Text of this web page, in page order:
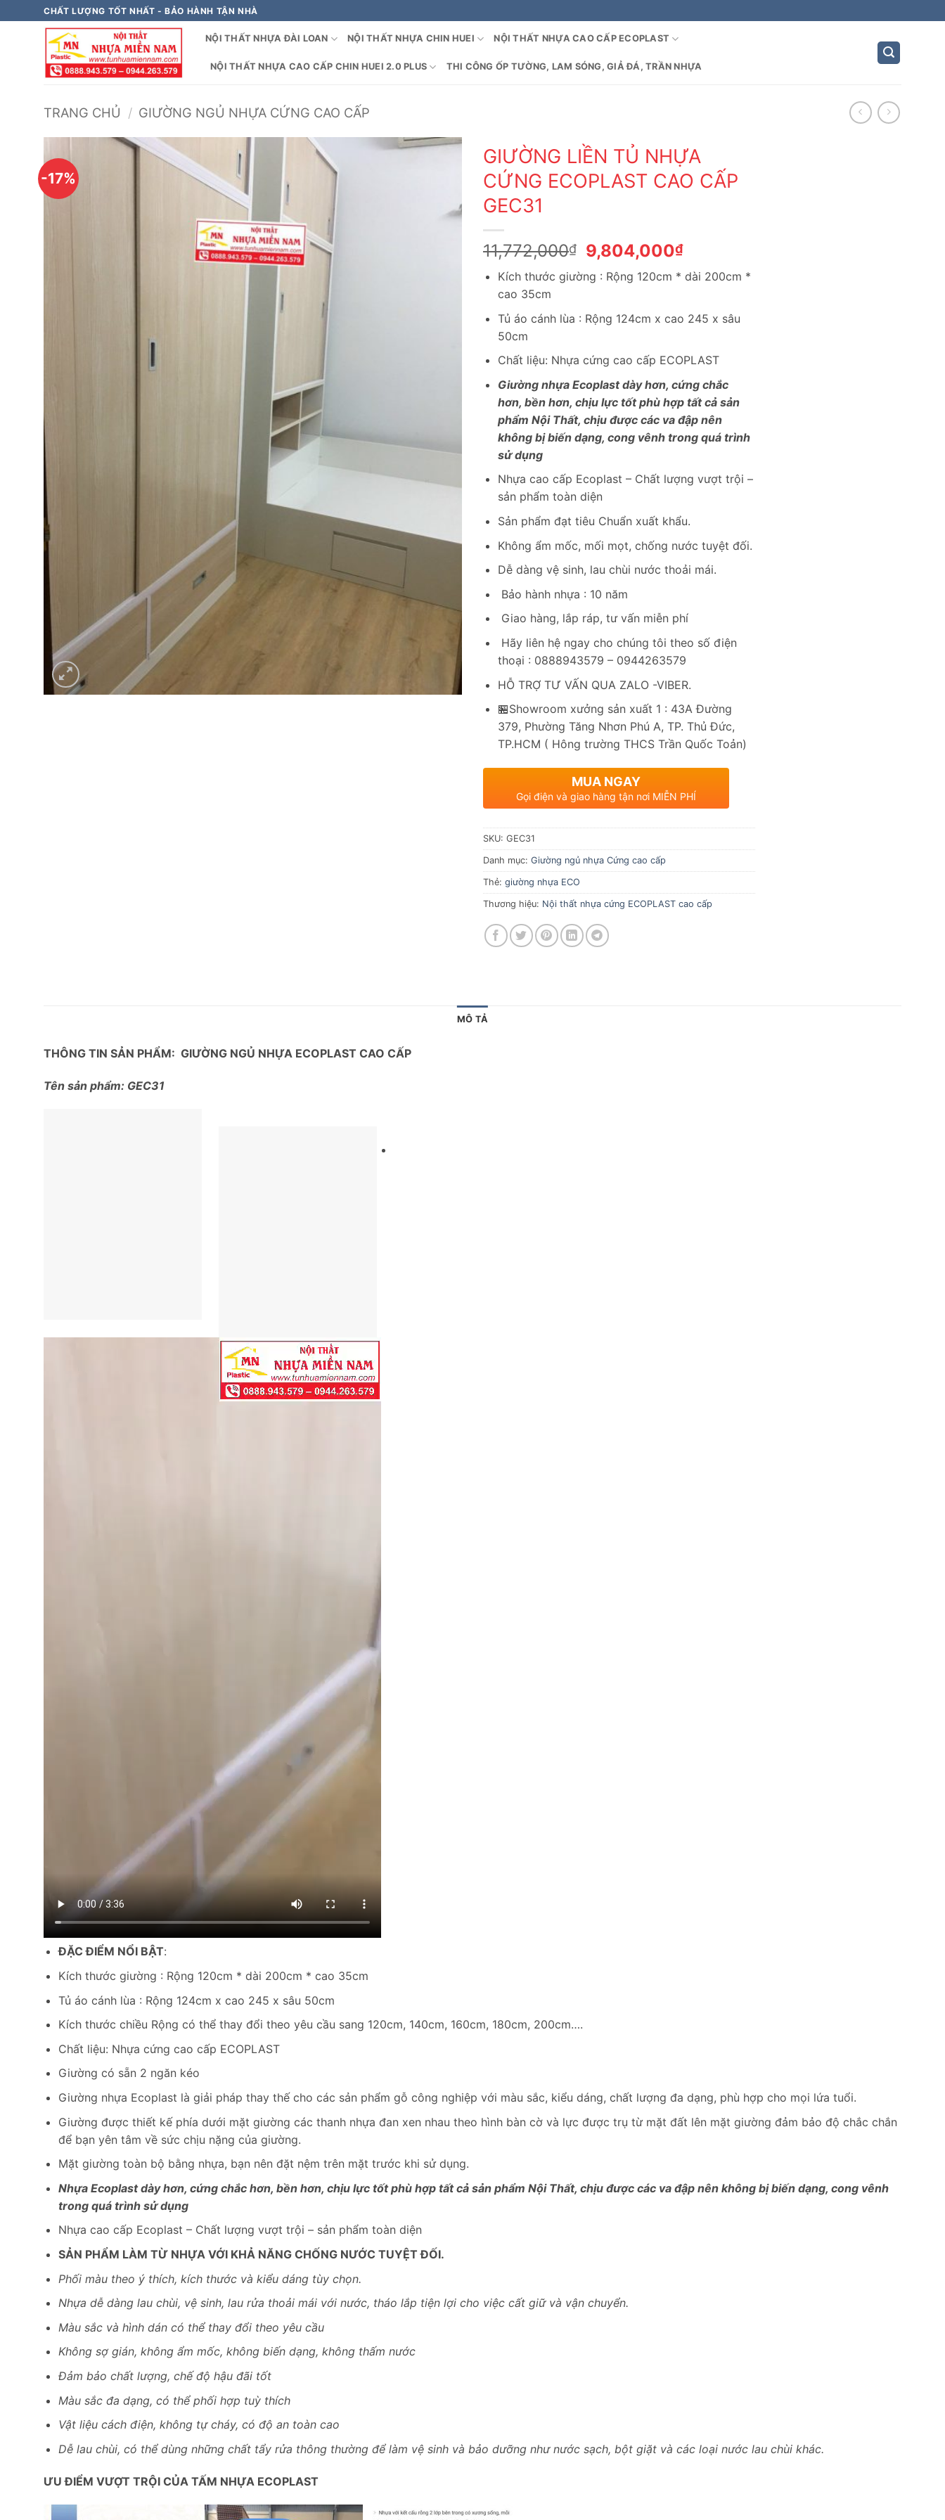
qua
CHẤT LƯỢNG TỐT NHẤT - BẢO HÀNH TẬN NHÀ
NỘI THẤT NHỰA ĐÀI LOAN NỘI THẤT NHỰA CHIN HUEI NỘI THẤT NHỰA CAO CẤP ECOPLAST
NỘI THẤT NHỰA CAO CẤP CHIN HUEI 2.0 PLUS THI CÔNG ỐP TƯỜNG, LAM SÓNG, GIẢ ĐÁ, TRẦN NHỰA
TRANG CHỦ / GIƯỜNG NGỦ NHỰA CỨNG CAO CẤP
-17%
GIƯỜNG LIỀN TỦ NHỰA
CỨNG ECOPLAST CAO CẤP
GEC31
11,772,000₫
Giá
gốc
là:
9,804,000₫Giá
hiện
tại
9,804,000₫.
Kích thước giường : Rộng 120cm * dài 200cm *
cao 35cm
Tủ áo cánh lùa : Rộng 124cm x cao 245 x sâu
50cm
Chất liệu: Nhựa cứng cao cấp ECOPLAST
Giường nhựa Ecoplast dày hơn, cứng chắc
hơn, bền hơn, chịu lực tốt phù hợp tất cả sản
phẩm Nội Thất, chịu được các va đập nên
không bị biến dạng, cong vênh trong quá trình
sử dụng
Nhựa cao cấp Ecoplast – Chất lượng vượt trội –
sản phẩm toàn diện
Sản phẩm đạt tiêu Chuẩn xuất khẩu.
Không ẩm mốc, mối mọt, chống nước tuyệt đối.
Dễ dàng vệ sinh, lau chùi nước thoải mái.
Bảo hành nhựa : 10 năm
Giao hàng, lắp ráp, tư vấn miễn phí
Hãy liên hệ ngay cho chúng tôi theo số điện
thoại : 0888943579 – 0944263579
HỖ TRỢ TƯ VẤN QUA ZALO -VIBER.
🏪Showroom xưởng sản xuất 1 : 43A Đường
379, Phường Tăng Nhơn Phú A, TP. Thủ Đức,
TP.HCM ( Hông trường THCS Trần Quốc Toản)
MUA NGAY
Gọi điện và giao hàng tận nơi MIỄN PHÍ
SKU: GEC31
Danh mục: Giường ngủ nhựa Cứng cao cấp
Thẻ: giường nhựa ECO
Thương hiệu: Nội thất nhựa cứng ECOPLAST cao cấp
MÔ TẢ
THÔNG TIN SẢN PHẨM: GIƯỜNG NGỦ NHỰA ECOPLAST CAO CẤP
Tên sản phẩm: GEC31
ĐẶC ĐIỂM NỔI BẬT:
Kích thước giường : Rộng 120cm * dài 200cm * cao 35cm
Tủ áo cánh lùa : Rộng 124cm x cao 245 x sâu 50cm
Kích thước chiều Rộng có thể thay đổi theo yêu cầu sang 120cm, 140cm, 160cm, 180cm, 200cm….
Chất liệu: Nhựa cứng cao cấp ECOPLAST
Giường có sẵn 2 ngăn kéo
Giường nhựa Ecoplast là giải pháp thay thế cho các sản phẩm gỗ công nghiệp với màu sắc, kiểu dáng, chất lượng đa dạng, phù hợp cho mọi lứa tuổi.
Giường được thiết kế phía dưới mặt giường các thanh nhựa đan xen nhau theo hình bàn cờ và lực được trụ từ mặt đất lên mặt giường đảm bảo độ chắc chắn
để bạn yên tâm về sức chịu nặng của giường.
Mặt giường toàn bộ bằng nhựa, bạn nên đặt nệm trên mặt trước khi sử dụng.
Nhựa Ecoplast dày hơn, cứng chắc hơn, bền hơn, chịu lực tốt phù hợp tất cả sản phẩm Nội Thất, chịu được các va đập nên không bị biến dạng, cong vênh
trong quá trình sử dụng
Nhựa cao cấp Ecoplast – Chất lượng vượt trội – sản phẩm toàn diện
SẢN PHẨM LÀM TỪ NHỰA VỚI KHẢ NĂNG CHỐNG NƯỚC TUYỆT ĐỐI.
Phối màu theo ý thích, kích thước và kiểu dáng tùy chọn.
Nhựa dễ dàng lau chùi, vệ sinh, lau rửa thoải mái với nước, tháo lắp tiện lợi cho việc cất giữ và vận chuyển.
Màu sắc và hình dán có thể thay đổi theo yêu cầu
Không sợ gián, không ẩm mốc, không biến dạng, không thấm nước
Đảm bảo chất lượng, chế độ hậu đãi tốt
Màu sắc đa dạng, có thể phối hợp tuỳ thích
Vật liệu cách điện, không tự cháy, có độ an toàn cao
Dễ lau chùi, có thể dùng những chất tẩy rửa thông thường để làm vệ sinh và bảo dưỡng như nước sạch, bột giặt và các loại nước lau chùi khác.
ƯU ĐIỂM VƯỢT TRỘI CỦA TẤM NHỰA ECOPLAST